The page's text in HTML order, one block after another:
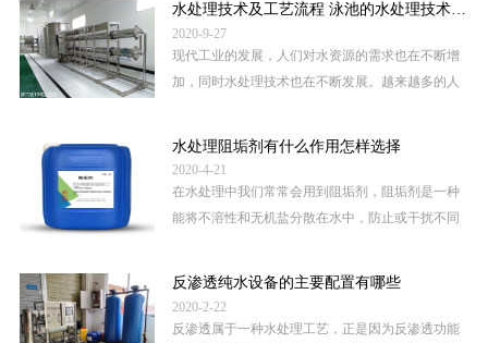
2020-9-27
现代工业的发展，人们对水资源的需求也在不断增
加，同时水处理技术也在不断发展。越来越多的人
水处理阻垢剂有什么作用怎样选择
2020-4-21
在水处理中我们常常会用到阻垢剂，阻垢剂是一种
能将不溶性和无机盐分散在水中，防止或干扰不同
反渗透纯水设备的主要配置有哪些
2020-2-22
反渗透属于一种水处理工艺，正是因为反渗透功能